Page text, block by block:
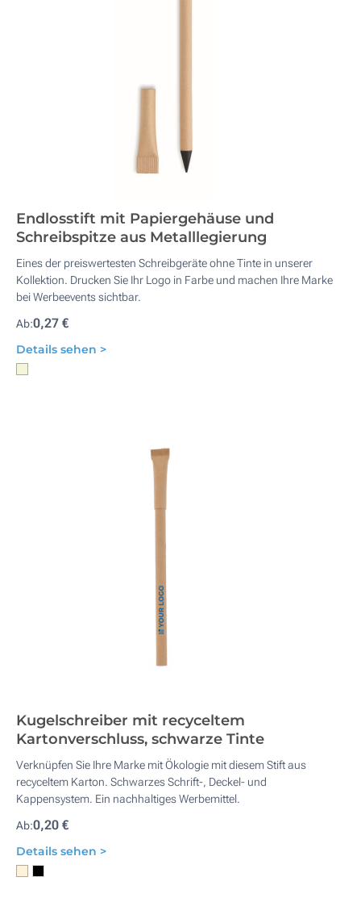
Endlosstift mit Papiergehäuse und
Schreibspitze aus Metalllegierung
Eines der preiswertesten Schreibgeräte ohne Tinte in unserer
Kollektion. Drucken Sie Ihr Logo in Farbe und machen Ihre Marke
bei Werbeevents sichtbar.
Ab:0,27 €
Details sehen >
Kugelschreiber mit recyceltem
Kartonverschluss, schwarze Tinte
Verknüpfen Sie Ihre Marke mit Ökologie mit diesem Stift aus
recyceltem Karton. Schwarzes Schrift-, Deckel- und
Kappensystem. Ein nachhaltiges Werbemittel.
Ab:0,20 €
Details sehen >